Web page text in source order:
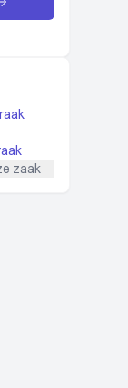
zaak